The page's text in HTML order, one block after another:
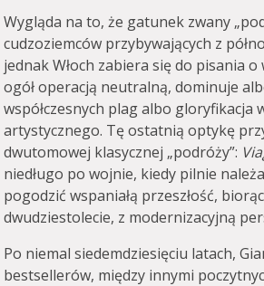
Wygląda na to, że gatunek zwany
cudzoziemców przybywających z
jednak Włoch zabiera się do pisania
ogół operacją neutralną, dominuje
współczesnych plag albo gloryfikacja
artystycznego. Tę ostatnią optykę
dwutomowej klasycznej „podróży”:
niedługo po wojnie, kiedy pilnie
pogodzić wspaniałą przeszłość,
dwudziestolecie, z modernizacyjną
Po niemal siedemdziesięciu latach,
bestsellerów, między innymi